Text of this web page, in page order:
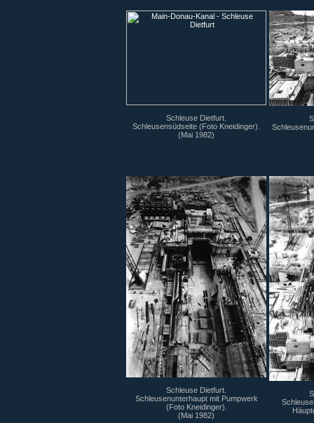
Schleuse Dietfurt.
Schleusensüdseite (Foto Kneidinger).
(Mai 1982)
Schleuse Dietfurt.
Schleusenunterhaupt mit Pumpwerk
(Foto Kneidinger).
(Mai 1982)